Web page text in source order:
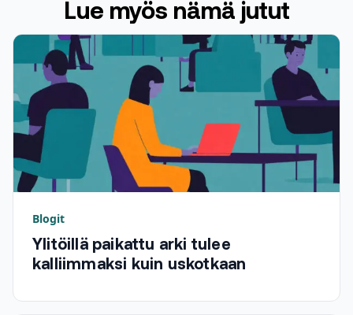
Lue myös nämä jutut
Blogit
Ylitöillä paikattu arki tulee
kalliimmaksi kuin uskotkaan